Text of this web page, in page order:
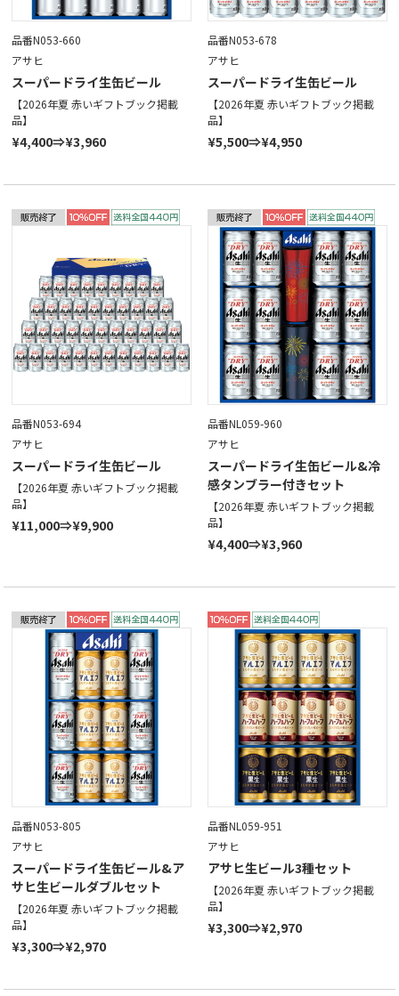
品番N053-660
アサヒ
スーパードライ生缶ビール
【2026年夏 赤いギフトブック掲載
品】
¥4,400⇒¥3,960
品番N053-678
アサヒ
スーパードライ生缶ビール
【2026年夏 赤いギフトブック掲載
品】
¥5,500⇒¥4,950
品番N053-694
アサヒ
スーパードライ生缶ビール
【2026年夏 赤いギフトブック掲載
品】
¥11,000⇒¥9,900
品番NL059-960
アサヒ
スーパードライ生缶ビール&冷
感タンブラー付きセット
【2026年夏 赤いギフトブック掲載
品】
¥4,400⇒¥3,960
品番N053-805
アサヒ
スーパードライ生缶ビール&ア
サヒ生ビールダブルセット
【2026年夏 赤いギフトブック掲載
品】
¥3,300⇒¥2,970
品番NL059-951
アサヒ
アサヒ生ビール3種セット
【2026年夏 赤いギフトブック掲載
品】
¥3,300⇒¥2,970